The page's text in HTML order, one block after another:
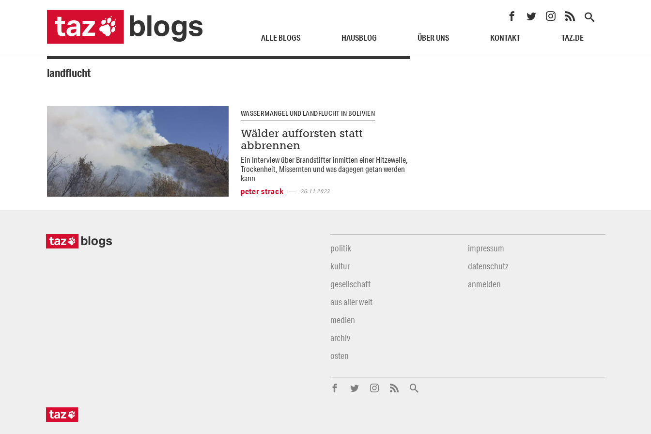
ALLE BLOGS HAUSBLOG ÜBER UNS KONTAKT TAZ.DE
landflucht
WASSERMANGEL UND LANDFLUCHT IN BOLIVIEN
Wälder aufforsten statt
abbrennen
Ein Interview über Brandstifter inmitten einer Hitzewelle,
Trockenheit, Missernten und was dagegen getan werden
kann
peter strack
26.11.2023
politik
kultur
gesellschaft
aus aller welt
medien
archiv
osten
impressum
datenschutz
anmelden